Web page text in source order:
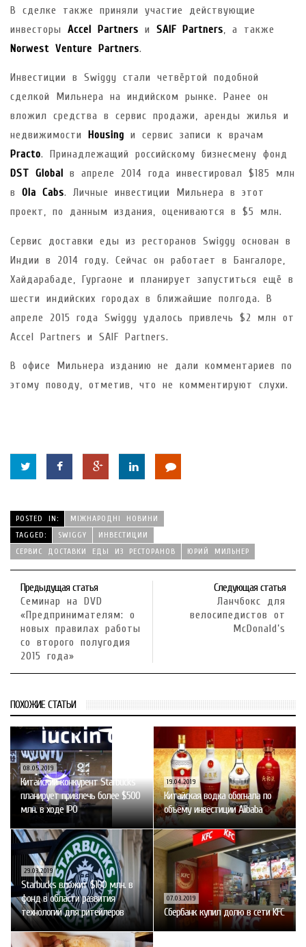
В сделке также приняли участие действующие
инвесторы Accel Partners и SAIF Partners, а также
Norwest Venture Partners.
Инвестиции в Swiggy стали четвёртой подобной
сделкой Мильнера на индийском рынке. Ранее он
вложил средства в сервис продажи, аренды жилья и
недвижимости Housing и сервис записи к врачам
Practo. Принадлежащий российскому бизнесмену фонд
DST Global в апреле 2014 года инвестировал $185 млн
в Ola Сabs. Личные инвестиции Мильнера в этот
проект, по данным издания, оцениваются в $5 млн.
Сервис доставки еды из ресторанов Swiggy основан в
Индии в 2014 году. Сейчас он работает в Бангалоре,
Хайдарабаде, Гургаоне и планирует запуститься ещё в
шести индийских городах в ближайшие полгода. В
апреле 2015 года Swiggy удалось привлечь $2 млн от
Accel Partners и SAIF Partners.
В офисе Мильнера изданию не дали комментариев по
этому поводу, отметив, что не комментируют слухи.
POSTED IN:
МІЖНАРОДНІ НОВИНИ
TAGGED:
SWIGGY
ИНВЕСТИЦИИ
СЕРВИС ДОСТАВКИ ЕДЫ ИЗ РЕСТОРАНОВ
ЮРИЙ МИЛЬНЕР
Предыдущая статья
Семинар на DVD
«Предпринимателям: о
новых правилах работы
со второго полугодия
2015 года»
Следующая статья
Ланчбокс для
велосипедистов от
McDonald’s
ПОХОЖИЕ СТАТЬИ
08.05.2019
Китайский конкурент Starbucks
планирует привлечь более $500
млн. в ходе IPO
19.04.2019
Китайская водка обогнала по
объему инвестиции Alibaba
29.03.2019
Starbucks вложит $100 млн. в
фонд в области развития
технологий для ритейлеров
07.03.2019
Сбербанк купил долю в сети KFC